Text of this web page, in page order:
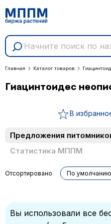
Главная Каталог товаров
Гиацинтоидес
В
Предложения
Статистика МППМ
Отсортировано По умолчанию
Вы использовали все